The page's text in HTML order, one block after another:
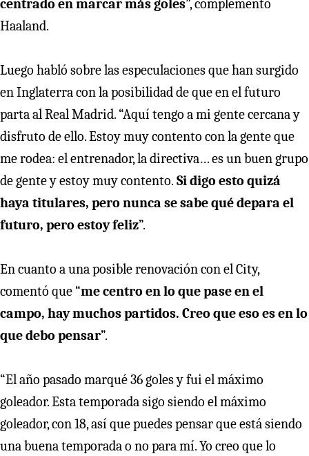
centrado en marcar más goles”, complementó
Haaland.
Luego habló sobre las especulaciones que han surgido
en Inglaterra con la posibilidad de que en el futuro
parta al Real Madrid. “Aquí tengo a mi gente cercana y
disfruto de ello. Estoy muy contento con la gente que
me rodea: el entrenador, la directiva… es un buen grupo
de gente y estoy muy contento. Si digo esto quizá
haya titulares, pero nunca se sabe qué depara el
futuro, pero estoy feliz”.
En cuanto a una posible renovación con el City,
comentó que “me centro en lo que pase en el
campo, hay muchos partidos. Creo que eso es en lo
que debo pensar”.
“El año pasado marqué 36 goles y fui el máximo
goleador. Esta temporada sigo siendo el máximo
goleador, con 18, así que puedes pensar que está siendo
una buena temporada o no para mí. Yo creo que lo